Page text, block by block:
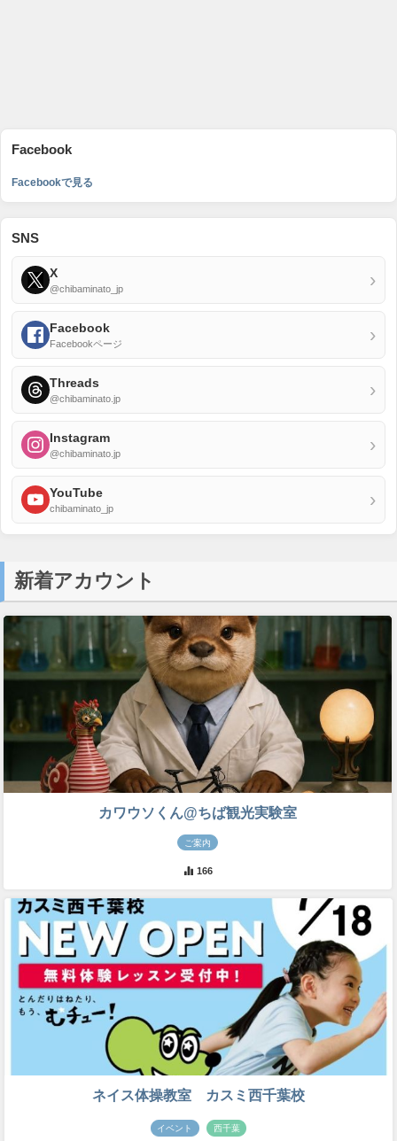
Facebook
Facebookで見る
SNS
X
@chibaminato_jp ›
Facebook
Facebookページ ›
Threads
@chibaminato.jp ›
Instagram
@chibaminato.jp ›
YouTube
chibaminato_jp ›
新着アカウント
カワウソくん@ちば観光実験室
ご案内
166
ネイス体操教室 カスミ西千葉校
イベント 西千葉